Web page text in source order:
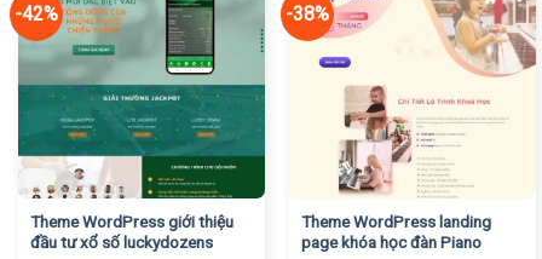
-42%
Theme WordPress giới thiệu
đầu tư xổ số luckydozens
-38%
Theme WordPress landing
page khóa học đàn Piano